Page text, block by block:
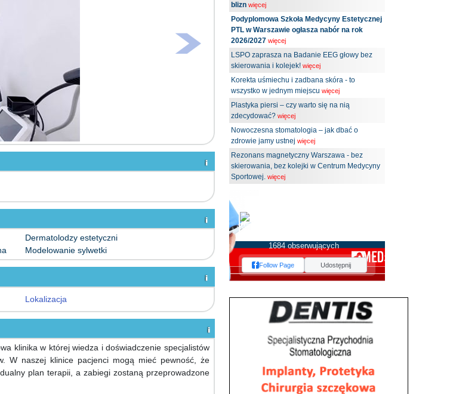
Dermatolodzy estetyczni
Modelowanie sylwetki
Lokalizacja
klinika w której wiedza i doświadczenie specjalistów
W naszej klinice pacjenci mogą mieć pewność, że
plan terapii, a zabiegi zostaną przeprowadzone
blizn więcej
Podyplomowa Szkoła Medycyny Estetycznej
PTL w Warszawie ogłasza nabór na rok
2026/2027 więcej
LSPO zaprasza na Badanie EEG głowy bez
skierowania i kolejek! więcej
Korekta uśmiechu i zadbana skóra - to
wszystko w jednym miejscu więcej
Plastyka piersi – czy warto się na nią
zdecydować? więcej
Nowoczesna stomatologia – jak dbać o
zdrowie jamy ustnej więcej
Rezonans magnetyczny Warszawa - bez
skierowania, bez kolejki w Centrum Medycyny
Sportowej. więcej
1684 obserwujących
Follow Page Udostępnij